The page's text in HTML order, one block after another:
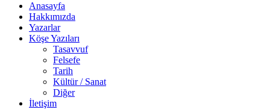
Anasayfa
Hakkımızda
Yazarlar
Köşe Yazıları
Tasavvuf
Felsefe
Tarih
Kültür / Sanat
Diğer
İletişim